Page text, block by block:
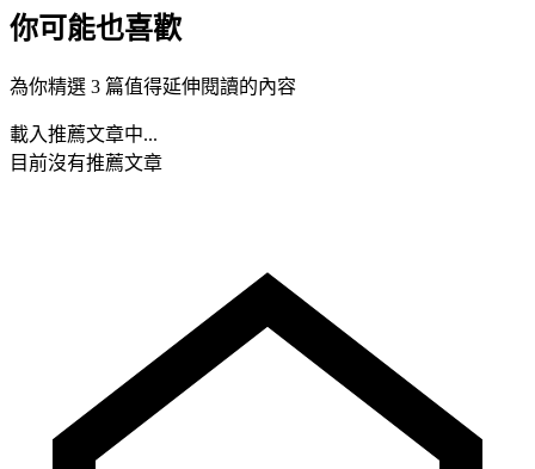
你可能也喜歡
為你精選 3 篇值得延伸閱讀的內容
載入推薦文章中...
目前沒有推薦文章